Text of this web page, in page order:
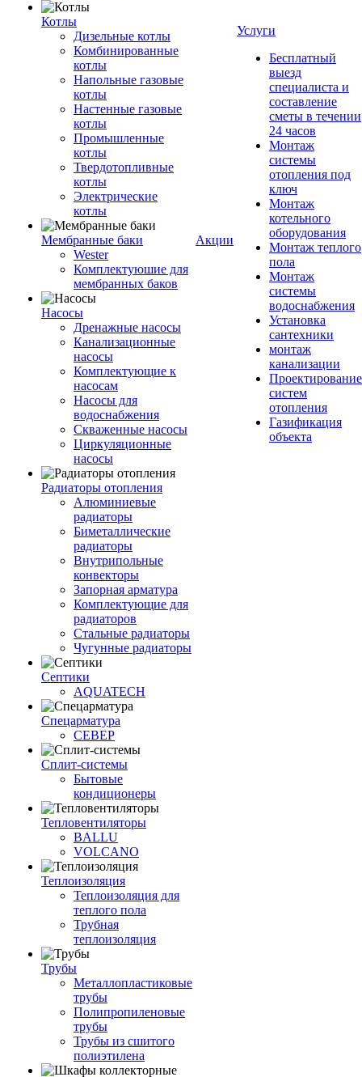
Котлы
Дизельные котлы
Комбинированные
котлы
Напольные газовые
котлы
Настенные газовые
котлы
Промышленные
котлы
Твердотопливные
котлы
Электрические
котлы
Мембранные баки
Wester
Комплектуюшие для
мембранных баков
Насосы
Дренажные насосы
Канализационные
насосы
Комплектующие к
насосам
Насосы для
водоснабжения
Скваженные насосы
Циркуляционные
насосы
Радиаторы отопления
Алюминиевые
радиаторы
Биметаллические
радиаторы
Внутрипольные
конвекторы
Запорная арматура
Комплектующие для
радиаторов
Стальные радиаторы
Чугунные радиаторы
Септики
AQUATECH
Спецарматура
СЕВЕР
Сплит-системы
Бытовые
кондиционеры
Тепловентиляторы
BALLU
VOLCANO
Теплоизоляция
Теплоизоляция для
теплого пола
Трубная
теплоизоляция
Трубы
Металлопластиковые
трубы
Полипропиленовые
трубы
Трубы из сшитого
полиэтилена
Акции
Услуги
Бесплатный
выезд
специалиста и
составление
сметы в течении
24 часов
Монтаж
системы
отопления под
ключ
Монтаж
котельного
оборудования
Монтаж теплого
пола
Монтаж
системы
водоснабжения
Установка
сантехники
монтаж
канализации
Проектирование
систем
отопления
Газификация
объекта